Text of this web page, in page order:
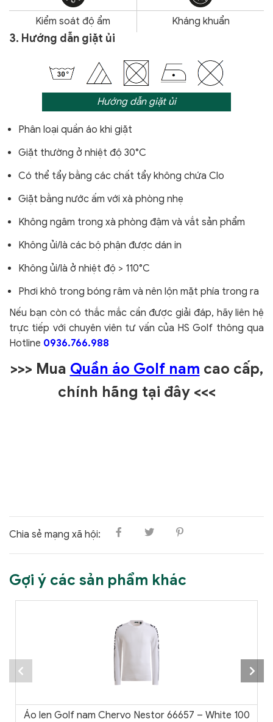
Kiểm soát độ ẩm Kháng khuẩn
3. Hướng dẫn giặt ủi
Hướng dẫn giặt ủi
Phân loại quần áo khi giặt
Giặt thường ở nhiệt độ 30°C
Có thể tẩy bằng các chất tẩy không chứa Clo
Giặt bằng nước ấm với xà phòng nhẹ
Không ngâm trong xà phòng đậm và vắt sản phẩm
Không ủi/là các bộ phận được dán in
Không ủi/là ở nhiệt độ > 110°C
Phơi khô trong bóng râm và nên lộn mặt phía trong ra
Nếu bạn còn có thắc mắc cần được giải đáp, hãy liên hệ
trực tiếp với chuyên viên tư vấn của HS Golf thông qua
Hotline 0936.766.988
>>> Mua Quần áo Golf nam cao cấp,
chính hãng tại đây <<<
Chia sẻ mạng xã hội:
Gợi ý các sản phẩm khác
Áo len Golf nam Chervo Nestor 66657 – White 100